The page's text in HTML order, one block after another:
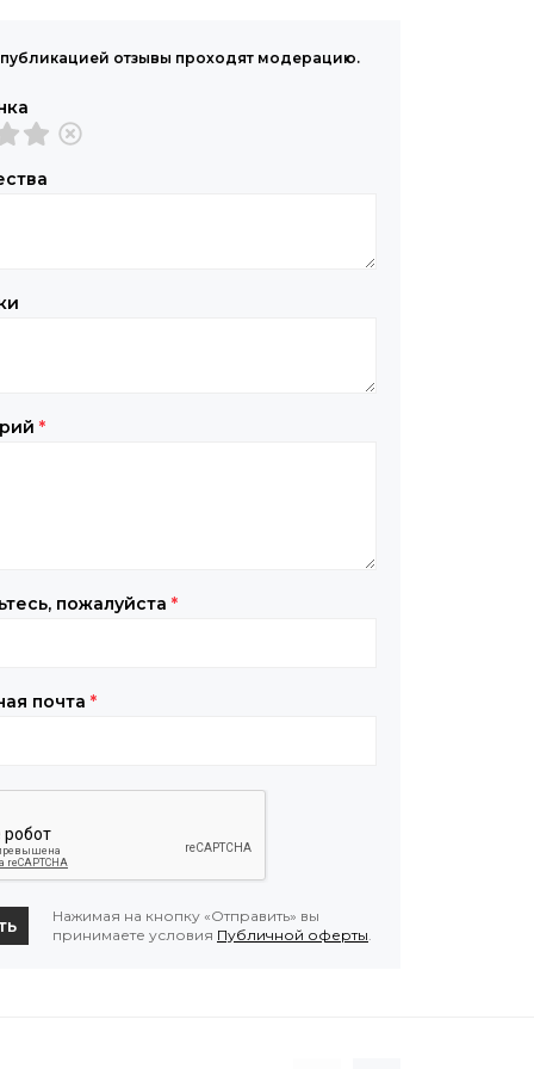
отзывы проходят модерацию.
*
пожалуйста *
почта *
Нажимая на кнопку «Отправить» вы
принимаете условия Публичной оферты